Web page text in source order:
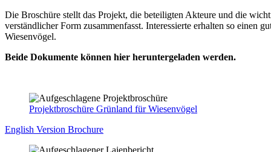
Die Broschüre stellt das Projekt, die beteiligten Akteure und die
verständlicher Form zusammenfasst. Interessierte erhalten so einen
Wiesenvögel.
Beide Dokumente können hier heruntergeladen werden.
Projektbroschüre Grünland für Wiesenvögel
English Version Brochure